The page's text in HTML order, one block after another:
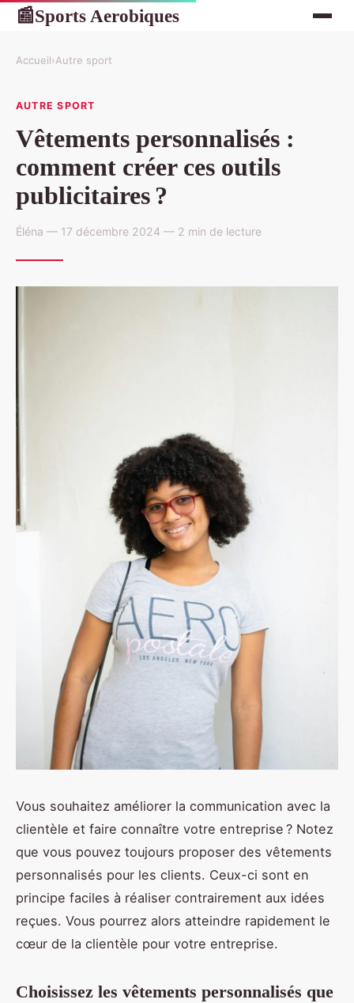
📰Sports Aerobiques
Accueil›Autre sport
AUTRE SPORT
Vêtements personnalisés :
comment créer ces outils
publicitaires ?
Éléna — 17 décembre 2024 — 2 min de lecture
Vous souhaitez améliorer la communication avec la
clientèle et faire connaître votre entreprise ? Notez
que vous pouvez toujours proposer des vêtements
personnalisés pour les clients. Ceux-ci sont en
principe faciles à réaliser contrairement aux idées
reçues. Vous pourrez alors atteindre rapidement le
cœur de la clientèle pour votre entreprise.
Choisissez les vêtements personnalisés que